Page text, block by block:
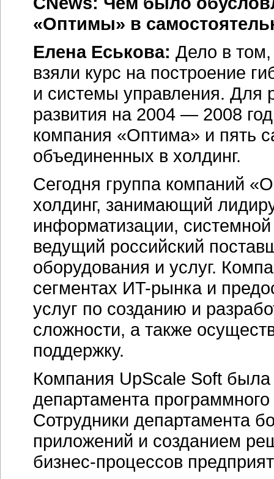
«Оптимы» в
Елена Еськова: Дело в
взяли курс на построение
и системы управления. Для
развития на 2004 — 2008
компания «Оптима» и пять
объединенных в холдинг.
Сегодня группа компаний
холдинг, занимающий
информатизации,
ведущий российский
оборудования и услуг.
сегментах ИT-рынкаи
услуг по созданию и
сложности, а также
поддержку.
Компания UpScale Soft была
департамента
Сотрудники департамента
приложений и созданием
бизнес-процессов